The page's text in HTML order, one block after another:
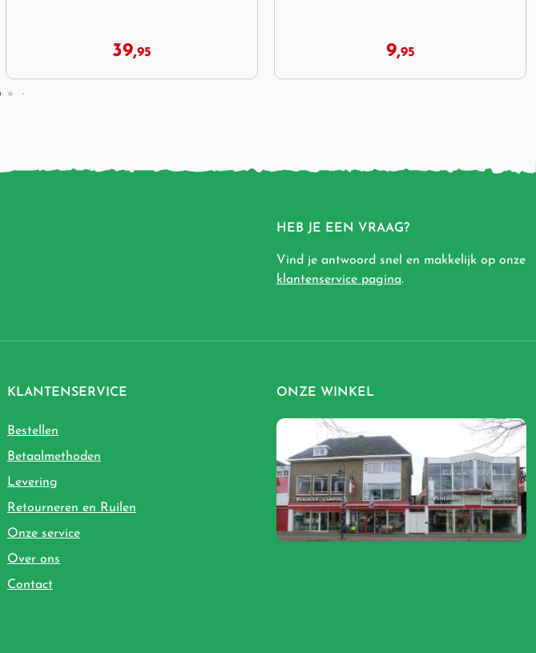
9,95 16,95
HEB JE EEN VRAAG?
Vind je antwoord snel en makkelijk op onze
klantenservice pagina.
KLANTENSERVICE
Bestellen
Betaalmethoden
Levering
Retourneren en Ruilen
Onze service
Over ons
Contact
ONZE WINKEL